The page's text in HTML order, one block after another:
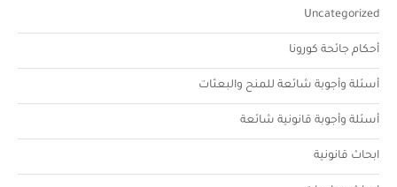
Uncategorized
أحكام جائحة كورونا
أسئلة وأجوبة شائعة للمنح والبعثات
أسئلة وأجوبة قانونية شائعة
ابحاث قانونية